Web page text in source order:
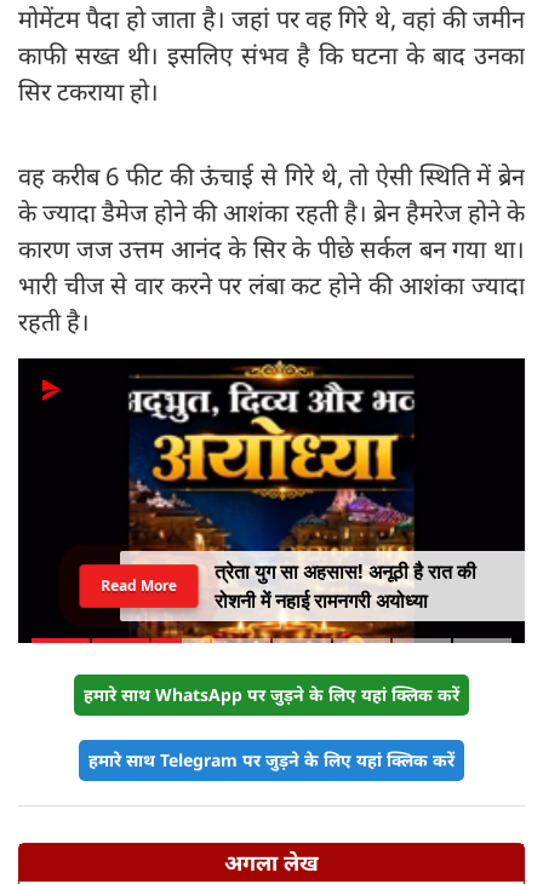
मोमेंटम पैदा हो जाता है। जहां पर वह गिरे थे, वहां की जमीन
काफी सख्‍त थी। इसलिए संभव है कि घटना के बाद उनका
सिर टकराया हो।
वह करीब 6 फीट की ऊंचाई से गिरे थे, तो ऐसी स्थिति में ब्रेन
के ज्यादा डैमेज होने की आशंका रहती है। ब्रेन हैमरेज होने के
कारण जज उत्तम आनंद के सिर के पीछे सर्कल बन गया था।
भारी चीज से वार करने पर लंबा कट होने की आशंका ज्यादा
रहती है।
त्रेता युग सा अहसास! अनूठी है रात की
रोशनी में नहाई रामनगरी अयोध्या
Read More
हमारे साथ WhatsApp पर जुड़ने के लिए यहां क्लिक करें
हमारे साथ Telegram पर जुड़ने के लिए यहां क्लिक करें
अगला लेख